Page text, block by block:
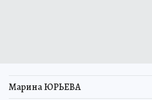
Марина ЮРЬЕВА